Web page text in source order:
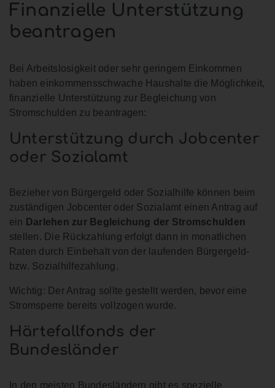
Finanzielle Unterstützung
beantragen
Bei Arbeitslosigkeit oder sehr geringem Einkommen
haben einkommensschwache Haushalte die Möglichkeit,
finanzielle Unterstützung zur Begleichung von
Stromschulden zu beantragen:
Unterstützung durch Jobcenter
oder Sozialamt
Bezieher von Bürgergeld oder Sozialhilfe können beim
zuständigen Jobcenter oder Sozialamt einen Antrag auf
ein Darlehen zur Begleichung der Stromschulden
stellen. Die Rückzahlung erfolgt dann in monatlichen
Raten durch Einbehalt von der laufenden Bürgergeld-
bzw. Sozialhilfezahlung.
Wichtig: Der Antrag sollte gestellt werden, bevor eine
Stromsperre bereits vollzogen wurde.
Härtefallfonds der
Bundesländer
In den meisten Bundesländern gibt es spezielle